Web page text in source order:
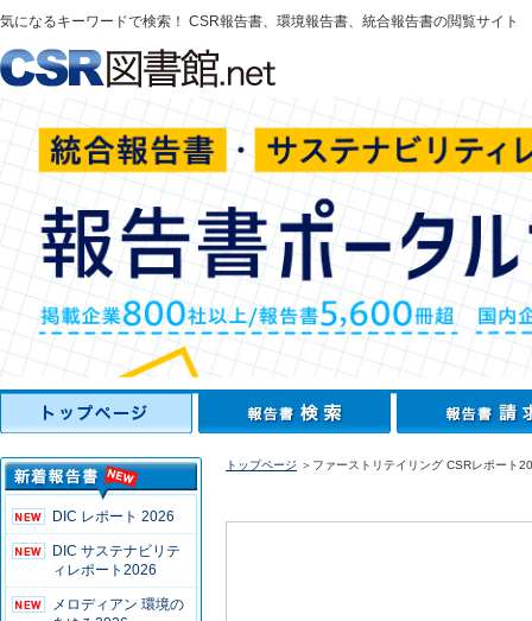
気になるキーワードで検索！ CSR報告書、環境報告書、統合報告書の閲覧サイト
DIC レポート 2026
DIC サステナビリテ
ィレポート2026
メロディアン 環境の
トップページ ＞ファーストリテイリング CSRレポート